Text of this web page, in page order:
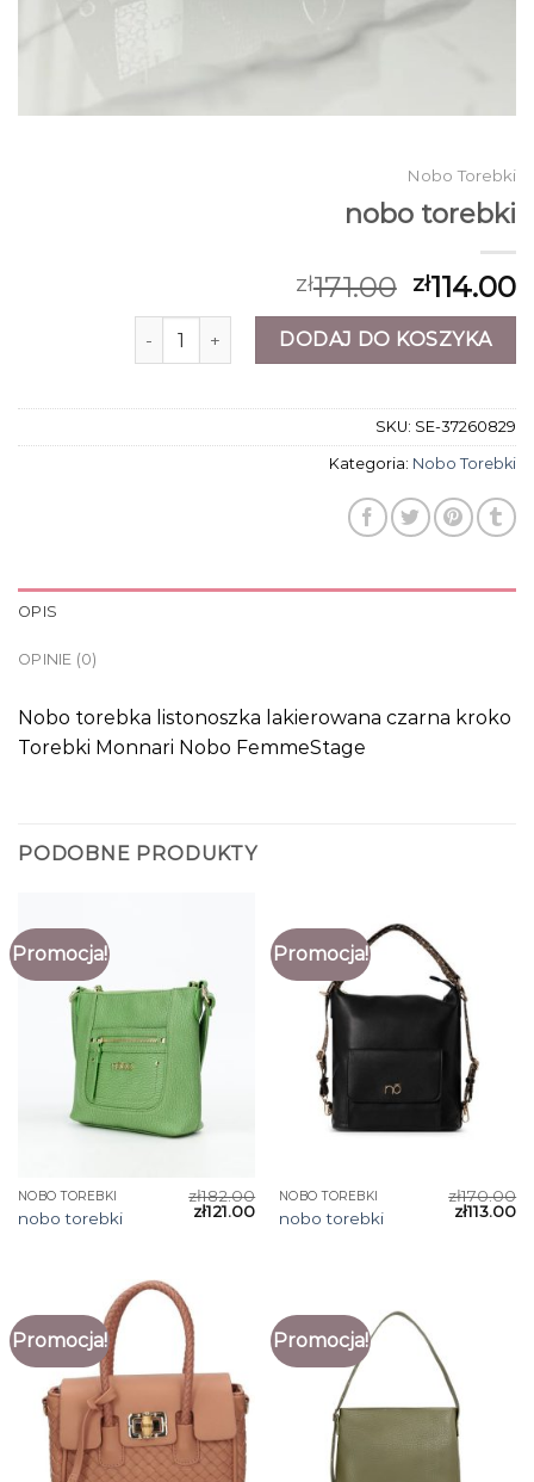
Nobo Torebki
nobo torebki
zł171.00 zł114.00
ilość nobo torebkiDODAJ DO KOSZYKA
SKU: SE-37260829
Kategoria: Nobo Torebki
OPIS
OPINIE (0)
Nobo torebka listonoszka lakierowana czarna kroko
Torebki Monnari Nobo FemmeStage
PODOBNE PRODUKTY
Promocja!
NOBO TOREBKI
nobo torebki
zł182.00
zł121.00
Promocja!
NOBO TOREBKI
nobo torebki
zł170.00
zł113.00
Promocja! Promocja!